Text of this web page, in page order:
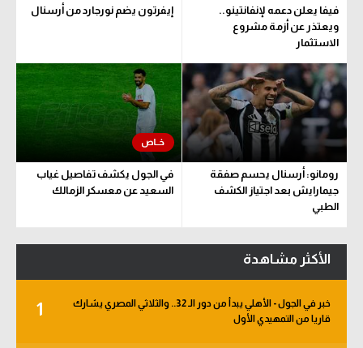
فيفا يعلن دعمه لإنفانتينو..
ويعتذر عن أزمة مشروع
الاستثمار
إيفرتون يضم نورجارد من أرسنال
رومانو: أرسنال يحسم صفقة
جيمارايش بعد اجتياز الكشف
الطبي
في الجول يكشف تفاصيل غياب
السعيد عن معسكر الزمالك
الأكثر مشاهدة
1
خبر في الجول - الأهلي يبدأ من دور الـ 32.. والثلاثي المصري يشارك
قاريا من التمهيدي الأول